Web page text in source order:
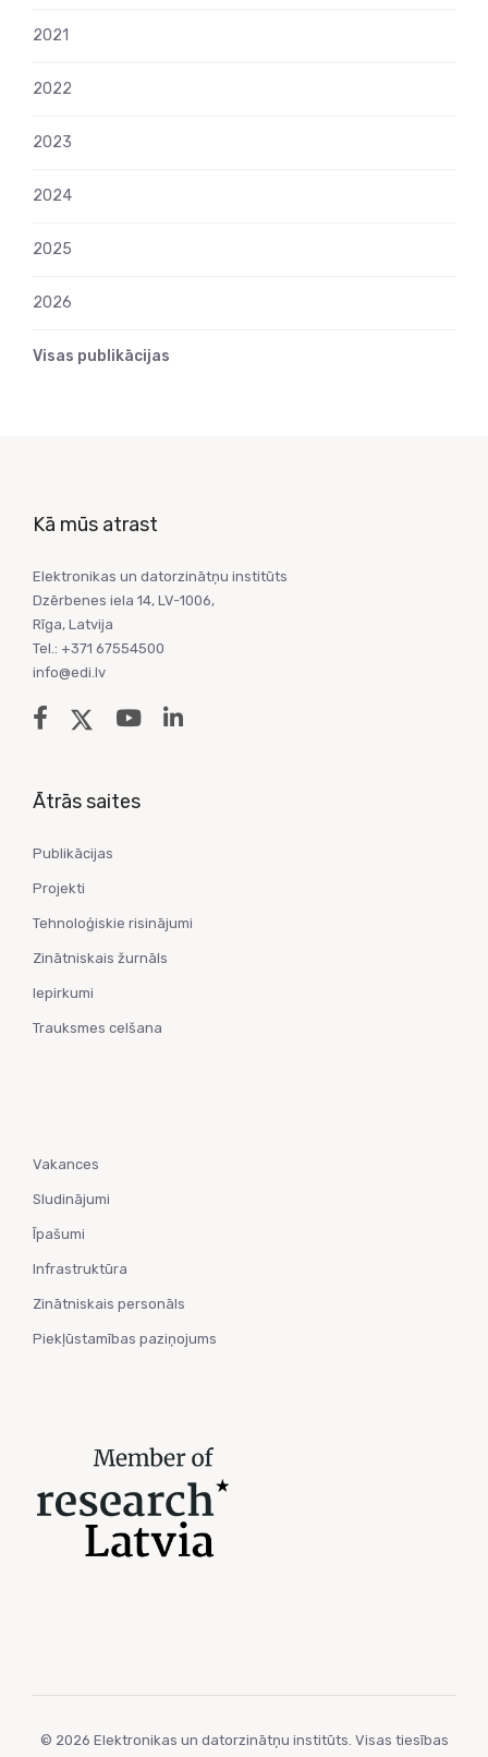
2021
2022
2023
2024
2025
2026
Visas publikācijas
Kā mūs atrast
Elektronikas un datorzinātņu institūts
Dzērbenes iela 14, LV-1006,
Rīga, Latvija
Tel.: +371 67554500
info@edi.lv
Ātrās saites
Publikācijas
Projekti
Tehnoloģiskie risinājumi
Zinātniskais žurnāls
Iepirkumi
Trauksmes celšana
Vakances
Sludinājumi
Īpašumi
Infrastruktūra
Zinātniskais personāls
Piekļūstamības paziņojums
© 2026 Elektronikas un datorzinātņu institūts. Visas tiesības